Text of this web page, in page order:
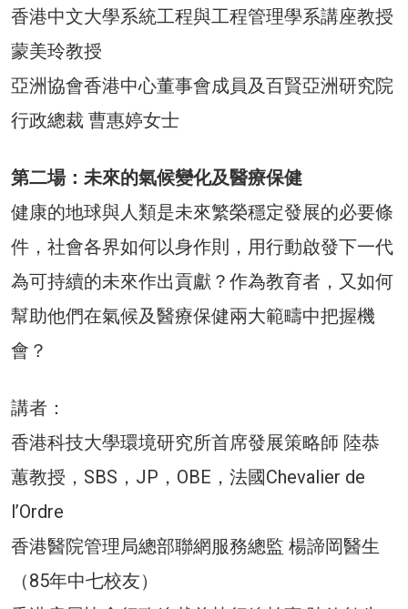
香港中文大學系統工程與工程管理學系講座教授
蒙美玲教授
亞洲協會香港中心董事會成員及百賢亞洲研究院
行政總裁 曹惠婷女士
第二場：未來的氣候變化及醫療保健
健康的地球與人類是未來繁榮穩定發展的必要條
件，社會各界如何以身作則，用行動啟發下一代
為可持續的未來作出貢獻？作為教育者，又如何
幫助他們在氣候及醫療保健兩大範疇中把握機
會？
講者：
香港科技大學環境研究所首席發展策略師 陸恭
蕙教授，SBS，JP，OBE，法國Chevalier de
l’Ordre
香港醫院管理局總部聯網服務總監 楊諦岡醫生
（85年中七校友）